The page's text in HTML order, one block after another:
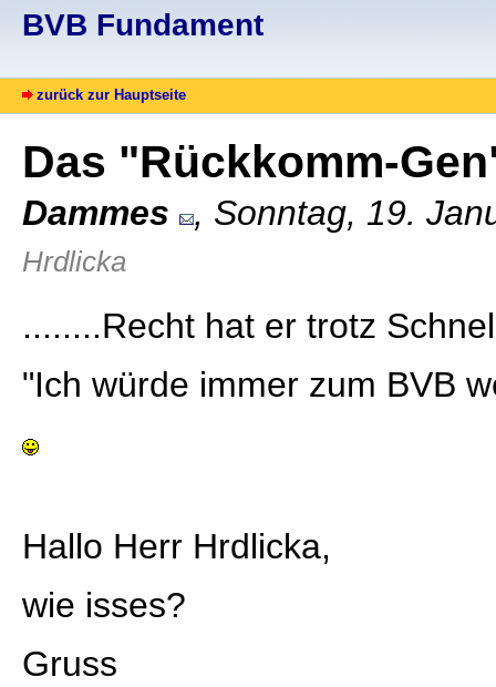
BVB Fundament
zurück zur Hauptseite
Das "Rückkomm-
Dammes , Sonntag, 19.
Hrdlicka
........Recht hat er trotz
"Ich würde immer zum BVB
Hallo Herr Hrdlicka,
wie isses?
Gruss